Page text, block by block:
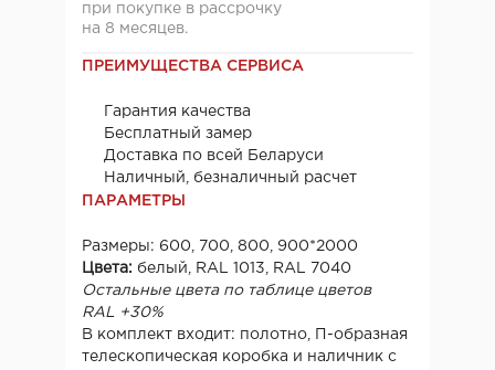
при покупке в рассрочку
на 8 месяцев.
ПРЕИМУЩЕСТВА СЕРВИСА
Гарантия качества
Бесплатный замер
Доставка по всей Беларуси
Наличный, безналичный расчет
ПАРАМЕТРЫ
Размеры: 600, 700, 800, 900*2000
Цвета: белый, RAL 1013, RAL 7040
Остальные цвета по таблице цветов
RAL +30%
В комплект входит: полотно, П-образная
телескопическая коробка и наличник с